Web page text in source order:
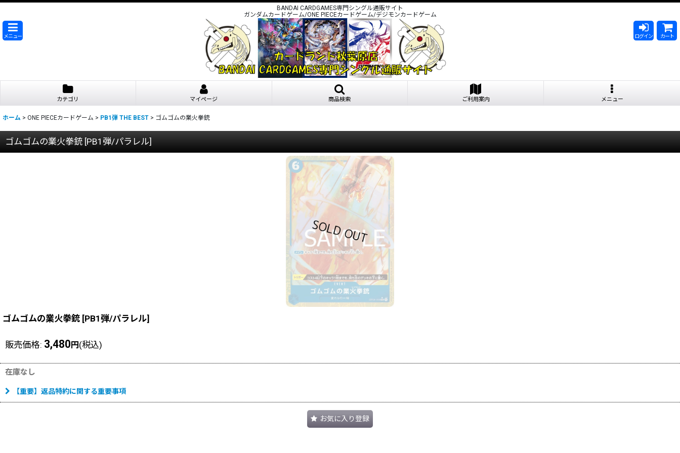
BANDAI CARDGAMES専門シングル通販サイト
ガンダムカードゲーム/ONE PIECEカードゲーム/デジモンカードゲーム
メニュー ログイン カート
カテゴリ マイページ 商品検索 ご利用案内 メニュー
ホーム > ONE PIECEカードゲーム > PB1弾 THE BEST > ゴムゴムの業火拳銃
ゴムゴムの業火拳銃 [PB1弾/パラレル]
ゴムゴムの業火拳銃 [PB1弾/パラレル]
販売価格: 3,480 円 (税込)
在庫なし
【重要】返品特約に関する重要事項
お気に入り登録